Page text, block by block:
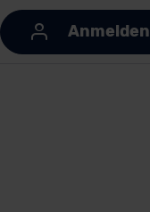
Anmelden